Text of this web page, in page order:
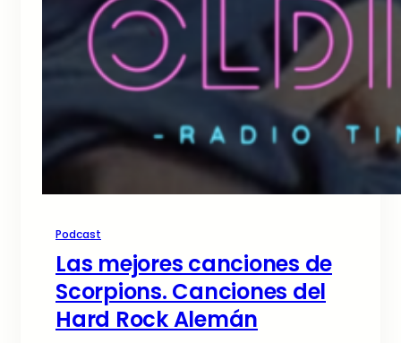
Podcast
Las mejores canciones de
Scorpions. Canciones del
Hard Rock Alemán